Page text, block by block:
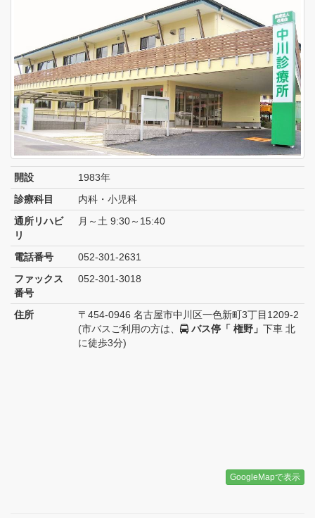
開設
1983年
診療科目
内科・小児科
通所リハビ
リ
月～土 9:30～15:40
電話番号
052-301-2631
ファックス
番号
052-301-3018
住所
〒454-0946 名古屋市中川区一色新町3丁目1209-2
(市バスご利用の方は、
バス停「 権野」 下車 北
に徒歩3分)
GoogleMapで表示